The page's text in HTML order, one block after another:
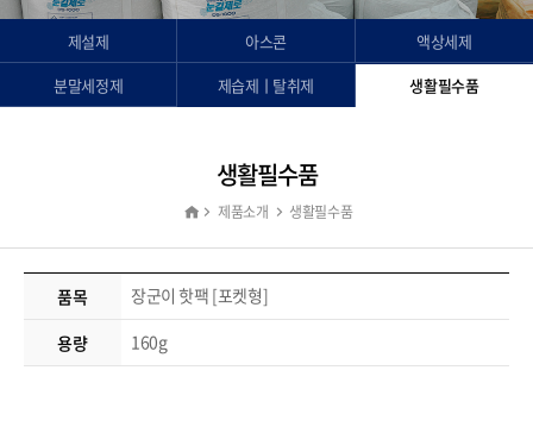
제설제 아스콘
액상세제
분말세정제
제습제ㅣ탈취제 생활필수품
생활필수품
제품소개 생활필수품
품목
장군이 핫팩 [포켓형]
용량
160g